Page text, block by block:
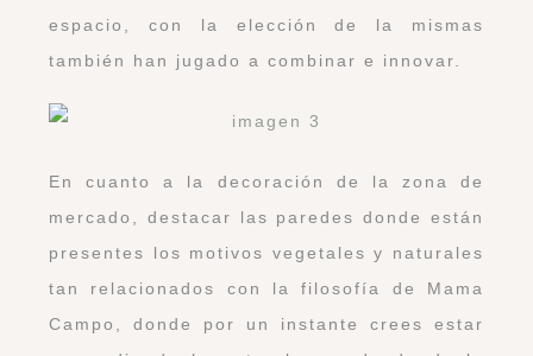
espacio, con la elección de la mismas
también han jugado a combinar e innovar.
En cuanto a la decoración de la zona de
mercado, destacar las paredes donde están
presentes los motivos vegetales y naturales
tan relacionados con la filosofía de Mama
Campo, donde por un instante crees estar